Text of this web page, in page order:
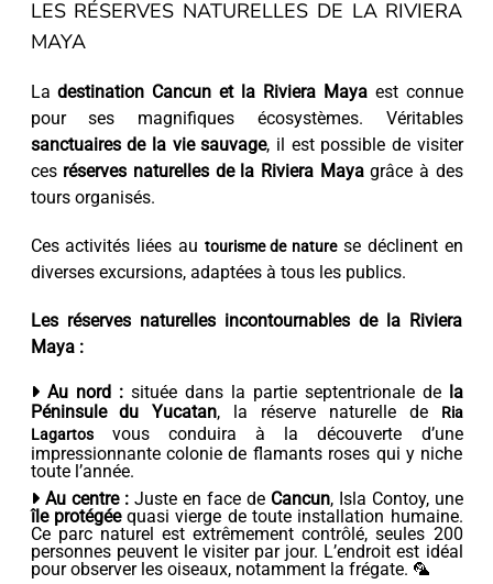
LES RÉSERVES NATURELLES DE LA RIVIERA
MAYA
Ladestination Cancun et la Riviera Mayaest connue
pour ses magnifiques écosystèmes. Véritables
sanctuaires de la vie sauvage, il est possible de visiter
ces réserves naturelles de la Riviera Mayagrâce à des
tours organisés.
Ces activités liées au tourisme de naturese déclinent en
diverses excursions, adaptées à tous les publics.
Les réserves naturelles incontournables de la Riviera
Maya :
Au nord :située dans la partie septentrionale de la
Péninsule du Yucatan, la réserve naturelle de
Ria
Lagartosvous conduira à la découverte d’une
impressionnante colonie de flamants roses qui y niche
toute l’année.
Au centre :Juste en face de Cancun, Isla Contoy, une
île protégéequasi vierge de toute installation humaine.
Ce parc naturel est extrêmement contrôlé, seules 200
personnes peuvent le visiter par jour. L’endroit est idéal
pour observer les oiseaux, notamment la frégate. 🦜